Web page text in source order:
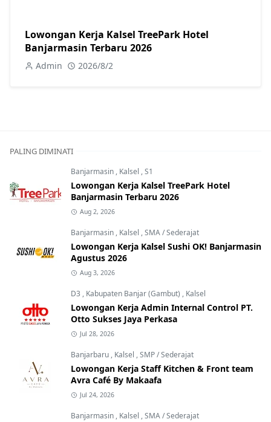
Lowongan Kerja Kalsel TreePark Hotel
Banjarmasin Terbaru 2026
Admin 2026/8/2
PALING DIMINATI
Banjarmasin , Kalsel ,S1
Lowongan Kerja Kalsel TreePark Hotel
Banjarmasin Terbaru 2026
Aug 2, 2026
Banjarmasin , Kalsel ,SMA / Sederajat
Lowongan Kerja Kalsel Sushi OK! Banjarmasin
Agustus 2026
Aug 3, 2026
D3 , Kabupaten Banjar (Gambut) , Kalsel
Lowongan Kerja Admin Internal Control PT.
Otto Sukses Jaya Perkasa
Jul 28, 2026
Banjarbaru , Kalsel ,SMP / Sederajat
Lowongan Kerja Staff Kitchen & Front team
Avra Café By Makaafa
Jul 24, 2026
Banjarmasin , Kalsel ,SMA / Sederajat